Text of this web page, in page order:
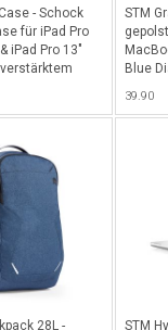
- Schock
für iPad Pro
iPad Pro 13"
STM
Blue
39.90
28L -
STM